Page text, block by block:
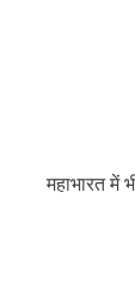
महाभारत में